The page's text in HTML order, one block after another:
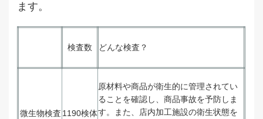
ます。
検査数 どんな検査？
微生物検査 1190検体
原材料や商品が衛生的に管理されてい
ることを確認し、商品事故を予防しま
す。また、店内加工施設の衛生状態を